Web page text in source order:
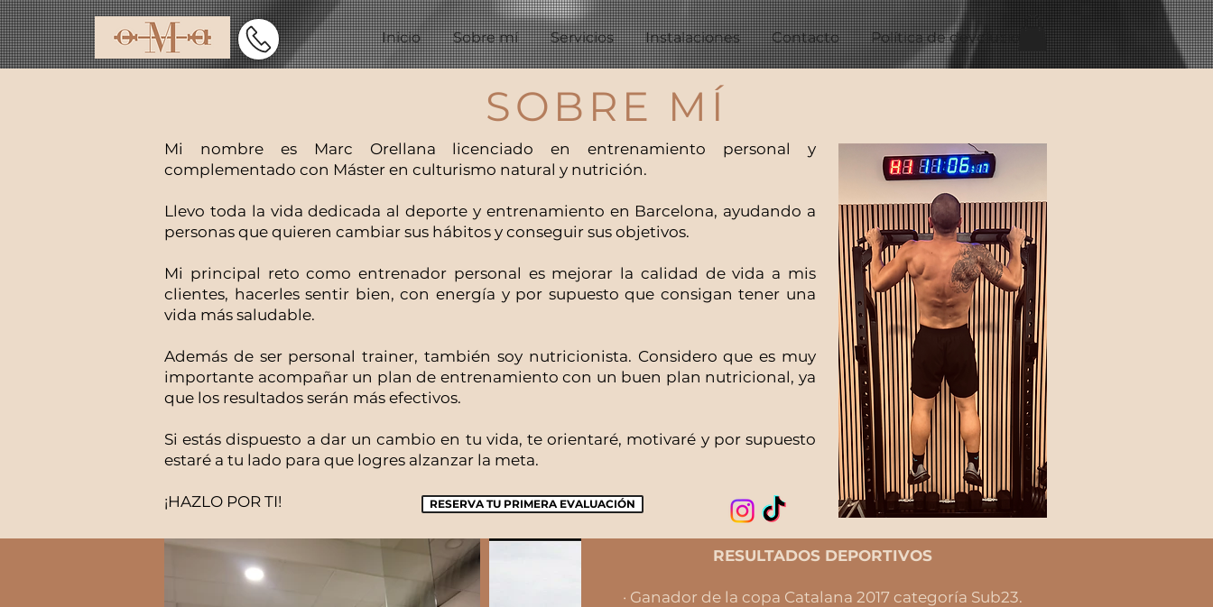
Inicio Sobre mí Servicios Instalaciones Contacto Política de devoluciones
SOBRE MÍ
Mi nombre es Marc Orellana licenciado en entrenamiento personal y
complementado con Máster en culturismo natural y nutrición.
Llevo toda la vida dedicada al deporte y entrenamiento en Barcelona, ayudando a
personas que quieren cambiar sus hábitos y conseguir sus objetivos.
Mi principal reto como entrenador personal es mejorar la calidad de vida a mis
clientes, hacerles sentir bien, con energía y por supuesto que consigan tener una
vida más saludable.
Además de ser personal trainer, también soy nutricionista. Considero que es muy
importante acompañar un plan de entrenamiento con un buen plan nutricional, ya
que los resultados serán más efectivos.
Si estás dispuesto a dar un cambio en tu vida, te orientaré, motivaré y por supuesto
estaré a tu lado para que logres alzanzar la meta.
¡HAZLO POR TI! RESERVA TU PRIMERA EVALUACIÓN
RESULTADOS DEPORTIVOS​
· Ganador de la copa Catalana 2017 categoría Sub23.